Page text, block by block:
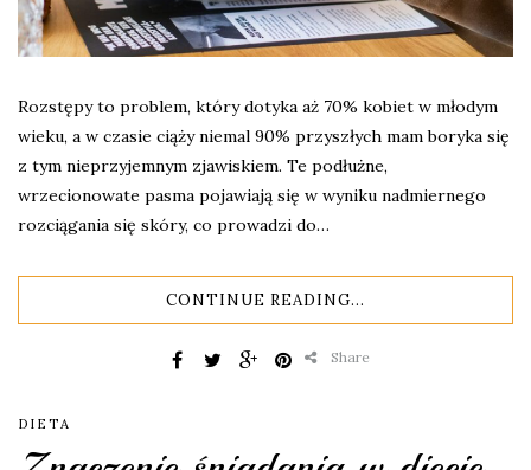
Rozstępy to problem, który dotyka aż 70% kobiet w młodym
wieku, a w czasie ciąży niemal 90% przyszłych mam boryka się
z tym nieprzyjemnym zjawiskiem. Te podłużne,
wrzecionowate pasma pojawiają się w wyniku nadmiernego
rozciągania się skóry, co prowadzi do…
CONTINUE READING...
Share
DIETA